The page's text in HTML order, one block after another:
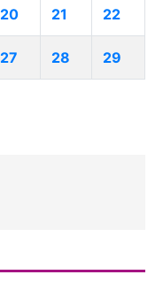
20 21 22
27 28 29